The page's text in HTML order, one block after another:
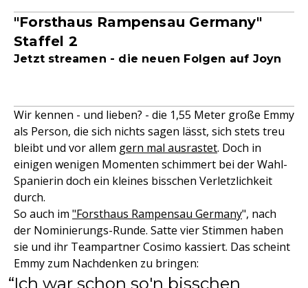
"Forsthaus Rampensau Germany"
Staffel 2
Jetzt streamen - die neuen Folgen auf Joyn
Wir kennen - und lieben? - die 1,55 Meter große Emmy
als Person, die sich nichts sagen lässt, sich stets treu
bleibt und vor allem gern mal ausrastet. Doch in
einigen wenigen Momenten schimmert bei der Wahl-
Spanierin doch ein kleines bisschen Verletzlichkeit
durch.
So auch im "Forsthaus Rampensau Germany", nach
der Nominierungs-Runde. Satte vier Stimmen haben
sie und ihr Teampartner Cosimo kassiert. Das scheint
Emmy zum Nachdenken zu bringen:
Ich war schon so'n bisschen